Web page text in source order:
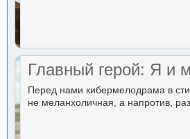
Главный герой: Я и
Перед нами кибермелодрама в
не меланхоличная, а напротив,